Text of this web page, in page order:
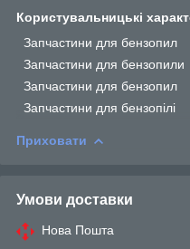
Користувальницькі
Запчастини для бензопил
Запчастини для бензопили
Запчастини для бензопил
Запчастини для бензопілі
Приховати
Умови доставки
Нова Пошта